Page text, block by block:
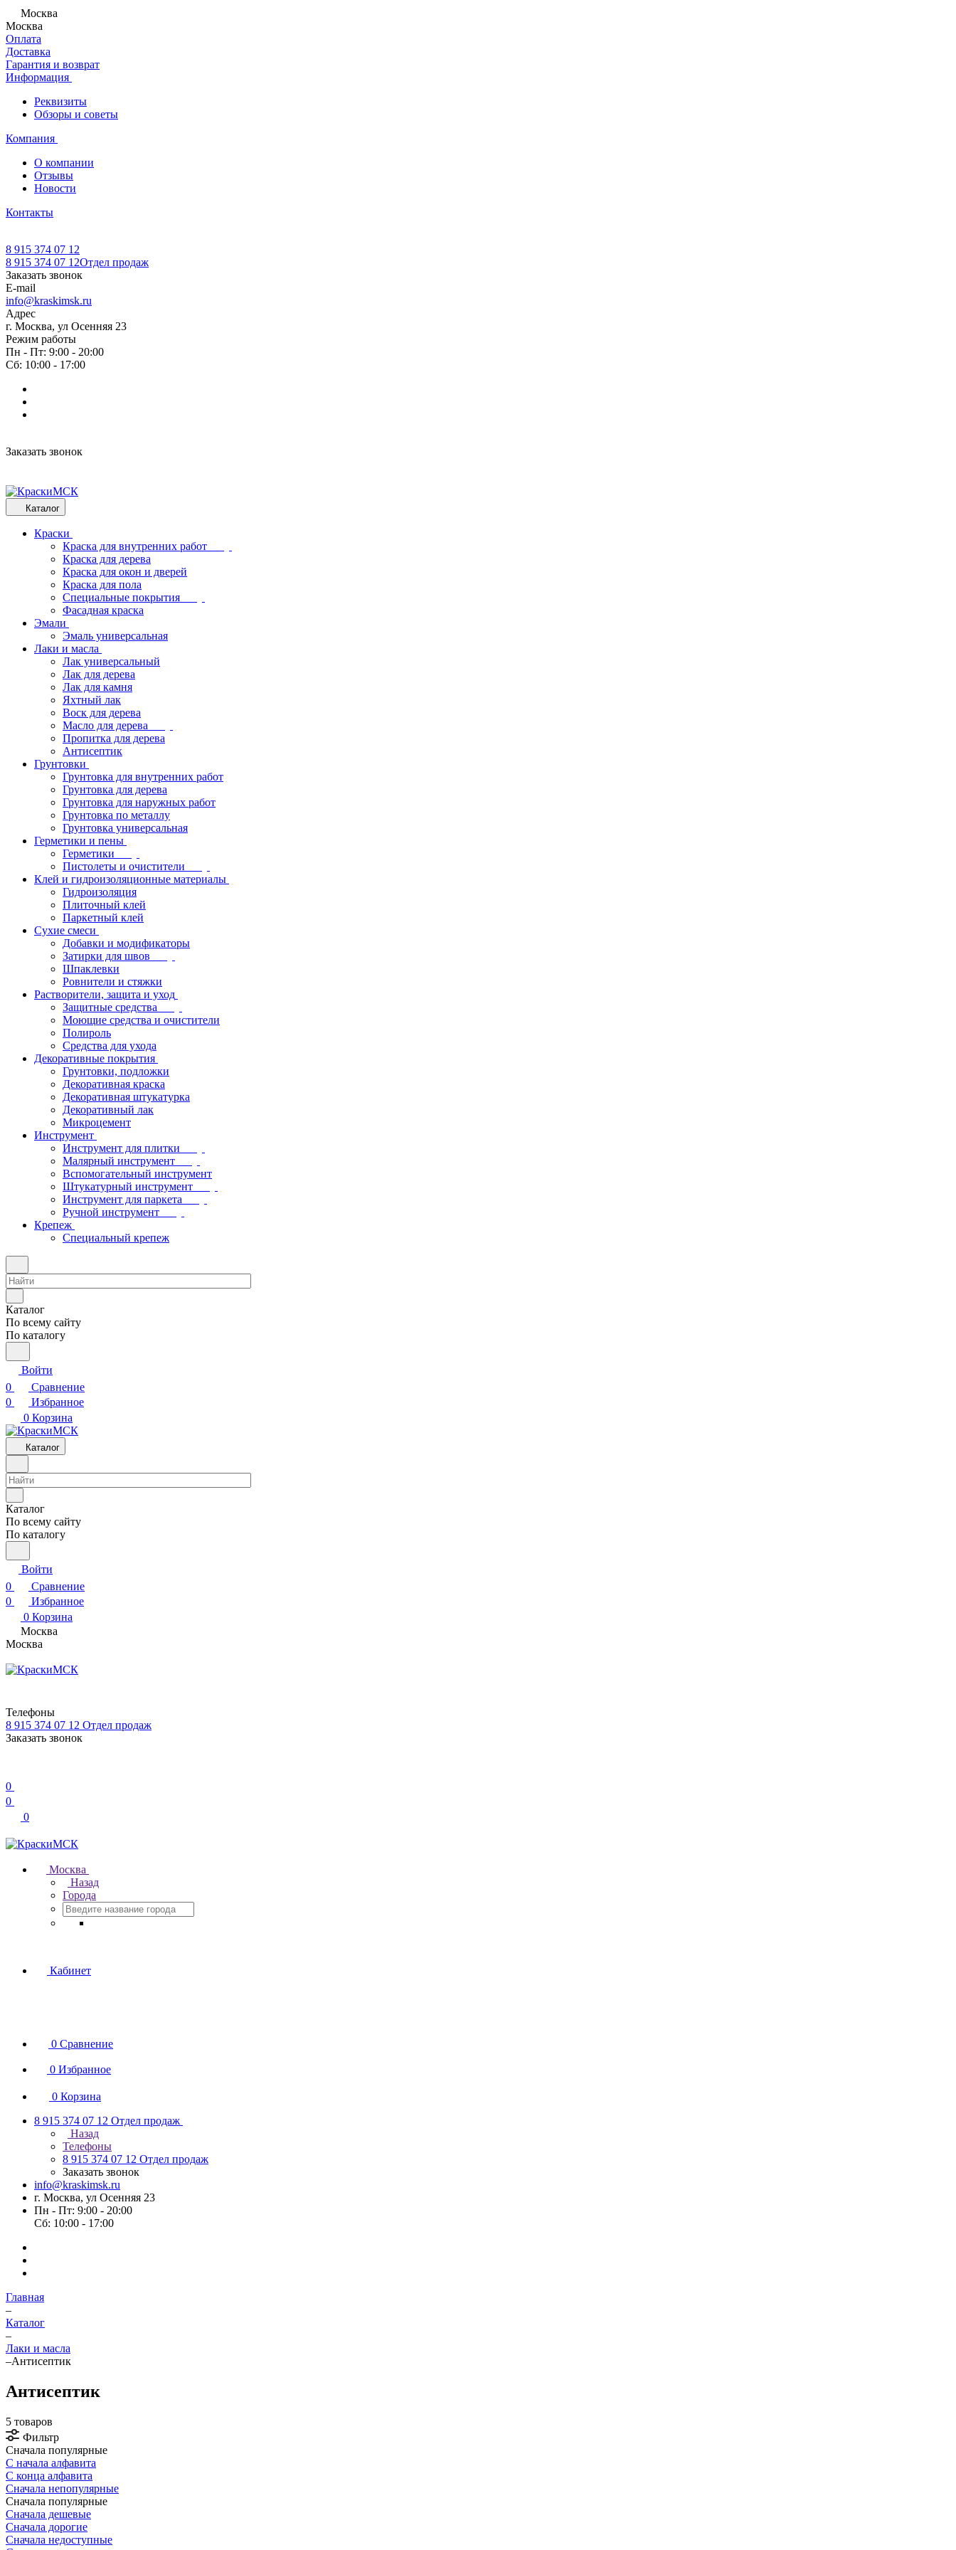
Москва
Москва
Оплата
Доставка
Гарантия и возврат
Информация
Реквизиты
Обзоры и советы
Компания
О компании
Отзывы
Новости
Контакты
8 915 374 07 12
8 915 374 07 12Отдел продаж
Заказать звонок
E-mail
info@kraskimsk.ru
Адрес
г. Москва, ул Осенняя 23
Режим работы
Пн - Пт: 9:00 - 20:00
Сб: 10:00 - 17:00
Заказать звонок
Каталог
Краски
Краска для внутренних работ
Краска для дерева
Краска для окон и дверей
Краска для пола
Специальные покрытия
Фасадная краска
Эмали
Эмаль универсальная
Лаки и масла
Лак универсальный
Лак для дерева
Лак для камня
Яхтный лак
Воск для дерева
Масло для дерева
Пропитка для дерева
Антисептик
Грунтовки
Грунтовка для внутренних работ
Грунтовка для дерева
Грунтовка для наружных работ
Грунтовка по металлу
Грунтовка универсальная
Герметики и пены
Герметики
Пистолеты и очистители
Клей и гидроизоляционные материалы
Гидроизоляция
Плиточный клей
Паркетный клей
Сухие смеси
Добавки и модификаторы
Затирки для швов
Шпаклевки
Ровнители и стяжки
Растворители, защита и уход
Защитные средства
Моющие средства и очистители
Полироль
Средства для ухода
Декоративные покрытия
Грунтовки, подложки
Декоративная краска
Декоративная штукатурка
Декоративный лак
Микроцемент
Инструмент
Инструмент для плитки
Малярный инструмент
Вспомогательный инструмент
Штукатурный инструмент
Инструмент для паркета
Ручной инструмент
Крепеж
Специальный крепеж
Каталог
По всему сайту
По каталогу
Войти
0
Сравнение
0
Избранное
0 Корзина
Каталог
Каталог
По всему сайту
По каталогу
Войти
0
Сравнение
0
Избранное
0 Корзина
Москва
Москва
Телефоны
8 915 374 07 12 Отдел продаж
Заказать звонок
0
0
0
Москва
Назад
Города
Кабинет
0 Сравнение
0 Избранное
0 Корзина
8 915 374 07 12 Отдел продаж
Назад
Телефоны
8 915 374 07 12 Отдел продаж
Заказать звонок
info@kraskimsk.ru
г. Москва, ул Осенняя 23
Пн - Пт: 9:00 - 20:00
Сб: 10:00 - 17:00
Главная
–
Каталог
–
Лаки и масла
–Антисептик
Антисептик
5 товаров
Фильтр
Сначала популярные
С начала алфавита
С конца алфавита
Сначала непопулярные
Сначала популярные
Сначала дешевые
Сначала дорогие
Сначала недоступные